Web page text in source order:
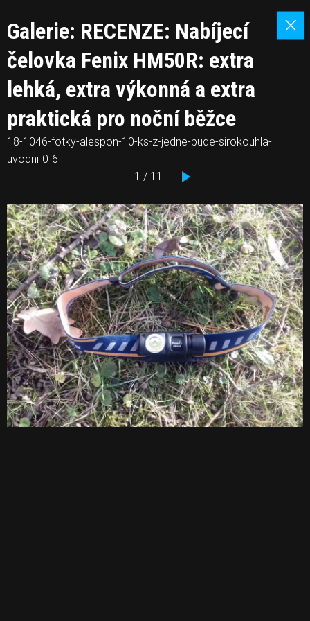
Galerie: RECENZE: Nabíjecí
čelovka Fenix HM50R: extra
lehká, extra výkonná a extra
praktická pro noční běžce
18-1046-fotky-alespon-10-ks-z-jedne-bude-sirokouhla-
uvodni-0-6
1 / 11